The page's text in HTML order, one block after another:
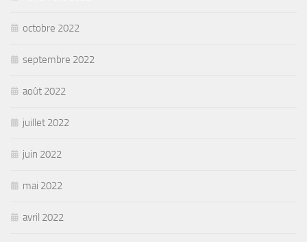
octobre 2022
septembre 2022
août 2022
juillet 2022
juin 2022
mai 2022
avril 2022